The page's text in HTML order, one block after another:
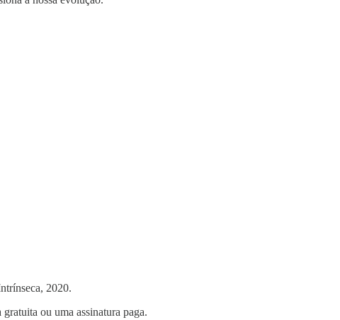
2020.
ou uma assinatura paga.